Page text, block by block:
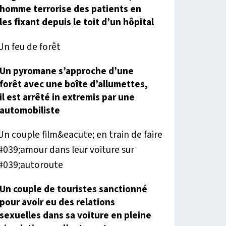
homme terrorise des patients en
les fixant depuis le toit d’un hôpital
Un pyromane s’approche d’une
forêt avec une boîte d’allumettes,
il est arrêté in extremis par une
automobiliste
Un couple de touristes sanctionné
pour avoir eu des relations
sexuelles dans sa voiture en pleine